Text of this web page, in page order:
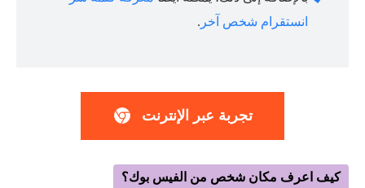
انستقرام شخص آخر .
تجربة عبر الإنترنت
كيف اعرف مكان شخص من الفيس بوك؟